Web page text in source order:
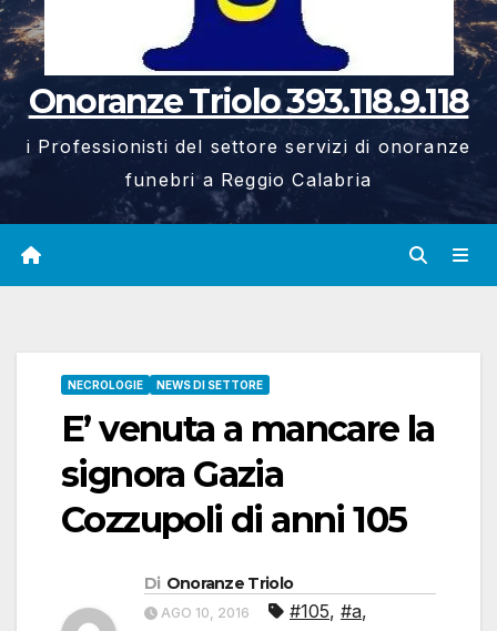
Onoranze Triolo 393.118.9.118
i Professionisti del settore servizi di onoranze
funebri a Reggio Calabria
NECROLOGIE NEWS DI SETTORE
E’ venuta a mancare la
signora Gazia
Cozzupoli di anni 105
Di Onoranze Triolo
AGO 10, 2016 #105, #a,